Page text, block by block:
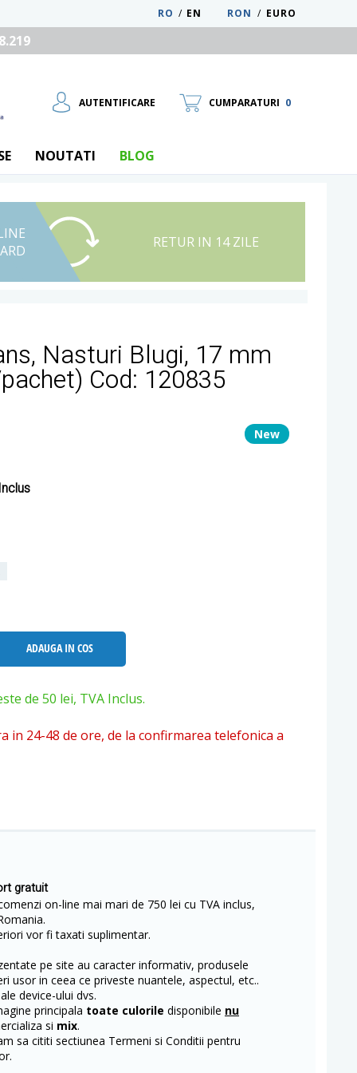
RON / EURO
EN
/
RO
AUTENTIFICARE
UTILIZATOR NOU
RECUPEREAZA PAROLA
CUMPARATURI 0
NOUTATI BLOG
RETUR IN 14 ZILE
Nasturi Blugi, 17 mm
Cod: 120835
New
ADAUGA IN COS
de 50 lei, TVA Inclus.
in 24-48 de ore, de la confirmarea telefonica a
gratuit
on-line mai mari de 750 lei cu TVA inclus,
vor fi taxati suplimentar.
pe site au caracter informativ, produsele
usor in ceea ce priveste nuantele, aspectul, etc..
device-ului dvs.
principala toate culorile disponibile nu
si mix.
sa cititi sectiunea Termeni si Conditii pentru